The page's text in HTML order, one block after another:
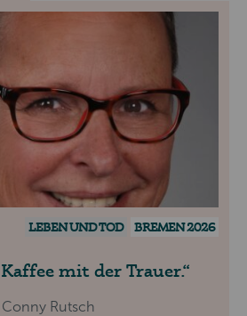
LEBEN UND TOD BREMEN 2026
mit der Trauer.
Conny Rutsch